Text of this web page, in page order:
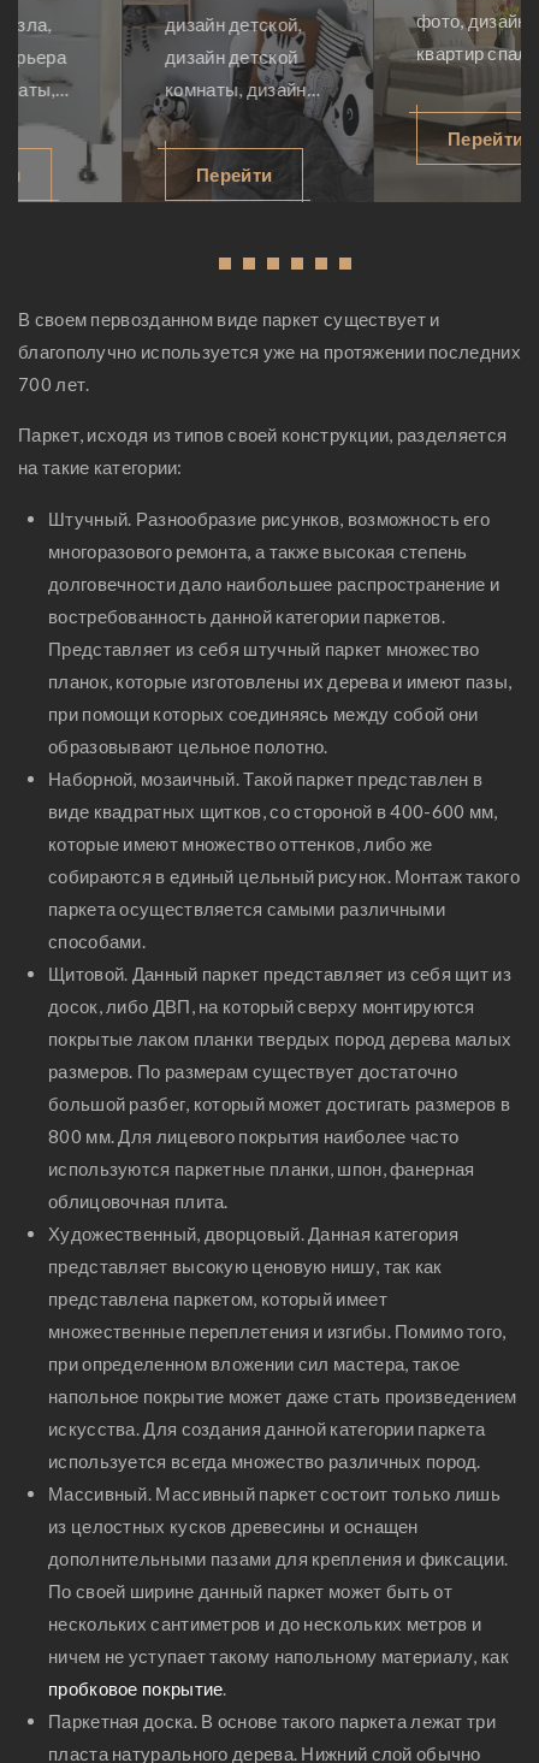
дизайн детской,
дизайн детской
комнаты, дизайн
интерьеров
детских комнат,
дизайн детской
дизайн детской
девочки комнаты,
комнаты мальчика,
детской, мебель
для детской,
детские спальни
Перейти
фото, дизайн
квартир спальни,
дизайн интерьера
спальни, дизайн
спален, дизайн
маленькой
спальни, дизайн
девушки, японский
восточный дизайн
стен спальни
Перейти
В своем первозданном виде паркет существует и
благополучно используется уже на протяжении последних
700 лет.
Паркет, исходя из типов своей конструкции, разделяется
на такие категории:
Штучный. Разнообразие рисунков, возможность его
многоразового ремонта, а также высокая степень
долговечности дало наибольшее распространение и
востребованность данной категории паркетов.
Представляет из себя штучный паркет множество
планок, которые изготовлены их дерева и имеют пазы,
при помощи которых соединяясь между собой они
образовывают цельное полотно.
Наборной, мозаичный. Такой паркет представлен в
виде квадратных щитков, со стороной в 400-600 мм,
которые имеют множество оттенков, либо же
собираются в единый цельный рисунок. Монтаж такого
паркета осуществляется самыми различными
способами.
Щитовой. Данный паркет представляет из себя щит из
досок, либо ДВП, на который сверху монтируются
покрытые лаком планки твердых пород дерева малых
размеров. По размерам существует достаточно
большой разбег, который может достигать размеров в
800 мм. Для лицевого покрытия наиболее часто
используются паркетные планки, шпон, фанерная
облицовочная плита.
Художественный, дворцовый. Данная категория
представляет высокую ценовую нишу, так как
представлена паркетом, который имеет
множественные переплетения и изгибы. Помимо того,
при определенном вложении сил мастера, такое
напольное покрытие может даже стать произведением
искусства. Для создания данной категории паркета
используется всегда множество различных пород.
Массивный. Массивный паркет состоит только лишь
из целостных кусков древесины и оснащен
дополнительными пазами для крепления и фиксации.
По своей ширине данный паркет может быть от
нескольких сантиметров и до нескольких метров и
ничем не уступает такому напольному материалу, как
пробковое покрытие.
Паркетная доска. В основе такого паркета лежат три
пласта натурального дерева. Нижний слой обычно